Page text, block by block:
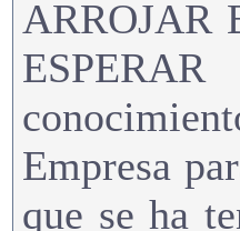
ARROJAR
Empresa
que se ha